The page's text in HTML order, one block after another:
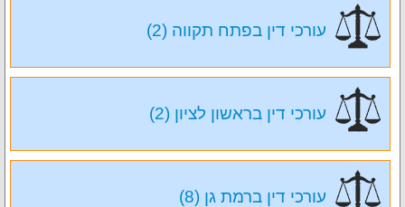
עורכי דין בפתח תקווה (2)
עורכי דין בראשון לציון (2)
עורכי דין ברמת גן (8)